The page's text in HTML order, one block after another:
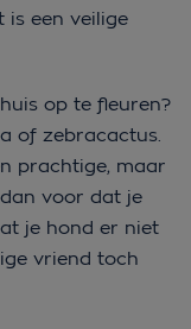
is een veilige
op te fleuren?
of zebracactus.
prachtige, maar
voor dat je
je hond er niet
vriend toch